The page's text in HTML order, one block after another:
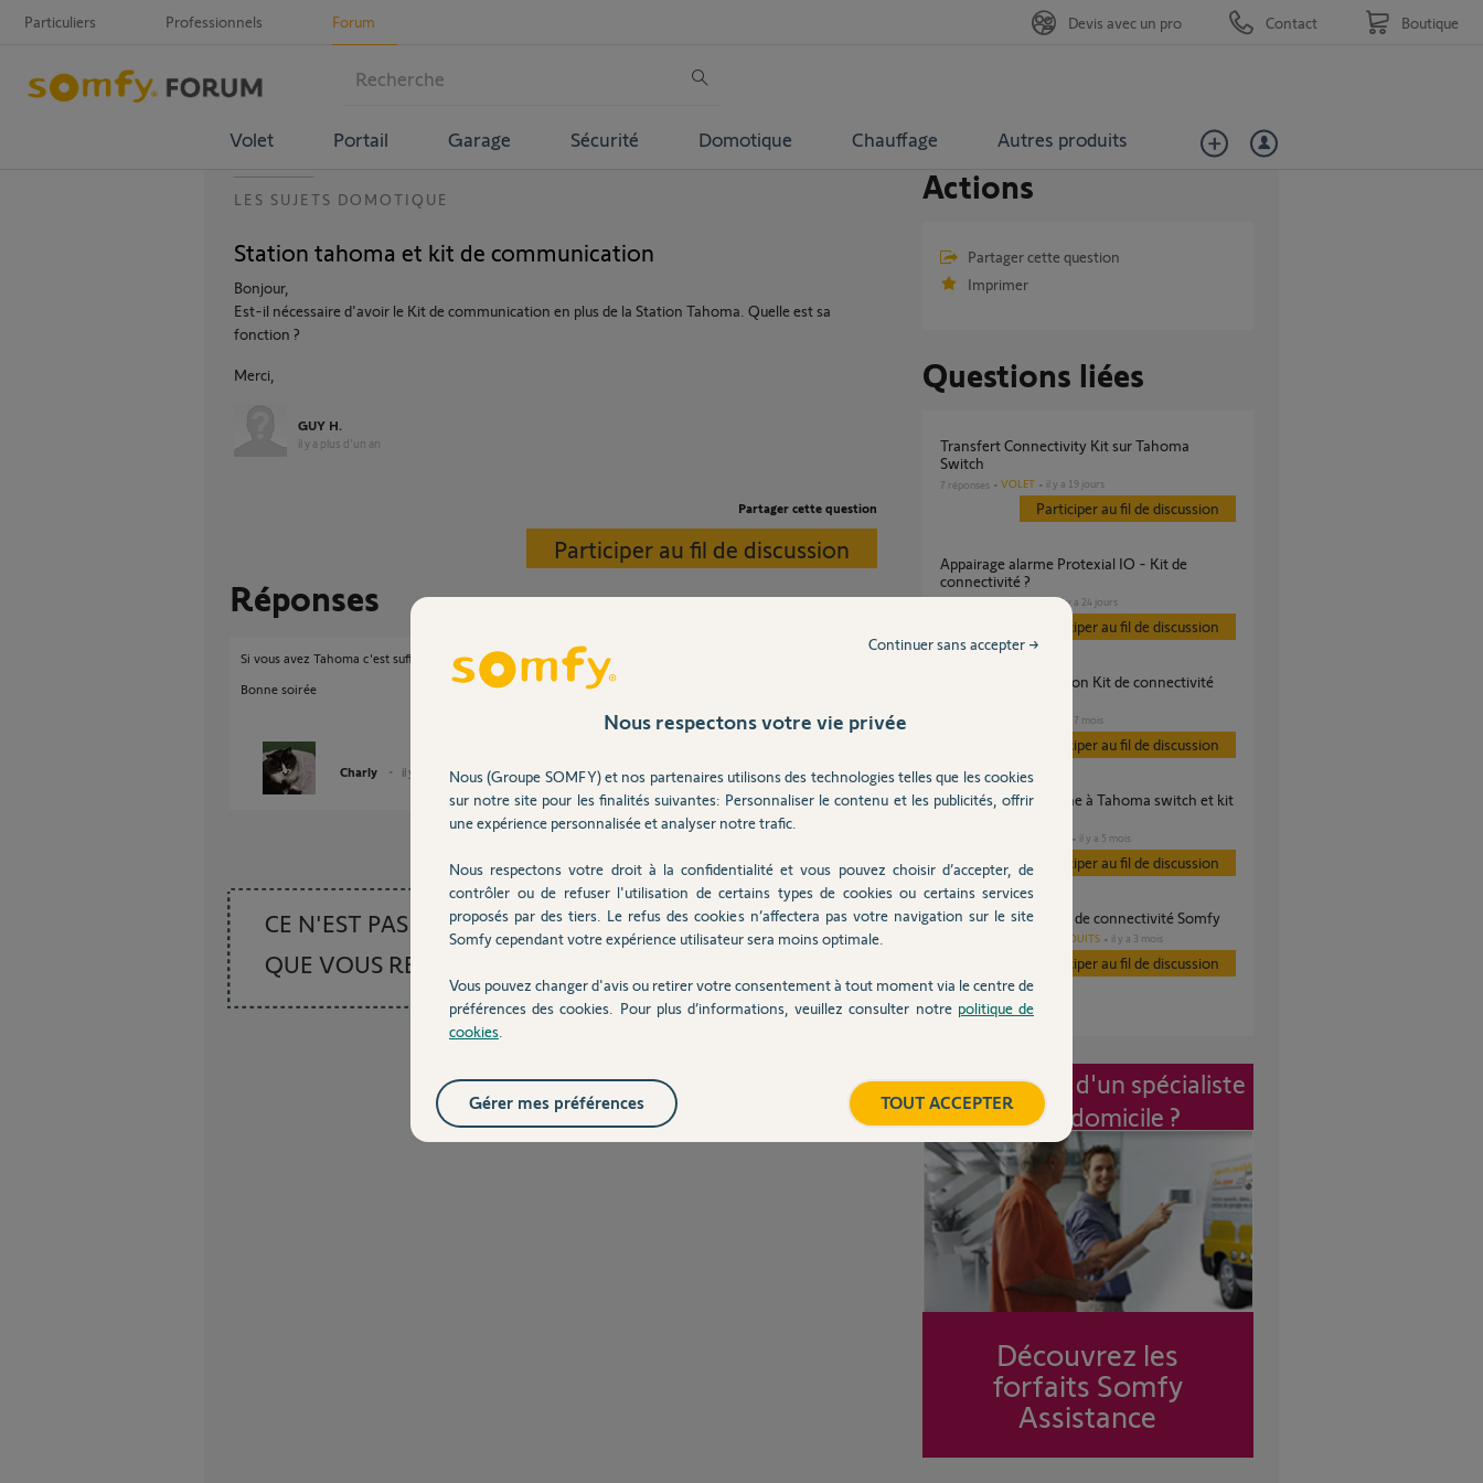
Particuliers Professionnels Forum
Volet Portail Garage Sécurité Domotique Chauffage Autres produits
Devis avec un pro Contact Boutique
LES SUJETS DOMOTIQUE
Station tahoma et kit de communication
Bonjour,
Est-il nécessaire d'avoir le Kit de communication en plus de la Station Tahoma. Quelle est sa
fonction ?
Merci,
GUY H.
il y a plus d'un an
Partager cette question
Participer au fil de discussion
Réponses
Si vous avez Tahoma c'est suffisant.
Bonne soirée
Charly il y a plus d'un an
CE N'EST PAS CE
QUE VOUS RECHERCHEZ
Posez votre question
Actions
Partager cette question
Imprimer
Questions liées
Transfert Connectivity Kit sur Tahoma
Switch
7 réponses VOLET il y a 19 jours
Participer au fil de discussion
Appairage alarme Protexial IO - Kit de
connectivité ?
SÉCURITÉ il y a 24 jours
Participer au fil de discussion
il y a 7 mois
Participer au fil de discussion
application commune à Tahoma switch et kit
il y a 5 mois
Participer au fil de discussion
Panne module io Kit de connectivité Somfy
AUTRES PRODUITS il y a 3 mois
Participer au fil de discussion
Intervention d'un spécialiste
à mon domicile ?
Découvrez les
forfaits Somfy
Assistance
Nous respectons votre vie privée
Nous (Groupe SOMFY) et nos partenaires utilisons des technologies telles que les cookies
sur notre site pour les finalités suivantes: Personnaliser le contenu et les publicités, offrir
une expérience personnalisée et analyser notre trafic.
Nous respectons votre droit à la confidentialité et vous pouvez choisir d’accepter, de
contrôler ou de refuser l'utilisation de certains types de cookies ou certains services
proposés par des tiers. Le refus des cookies n’affectera pas votre navigation sur le site
Somfy cependant votre expérience utilisateur sera moins optimale.
Vous pouvez changer d'avis ou retirer votre consentement à tout moment via le centre de
préférences des cookies. Pour plus d’informations, veuillez consulter notre politique de
cookies
Continuer sans accepter →
TOUT ACCEPTER
Gérer mes préférences